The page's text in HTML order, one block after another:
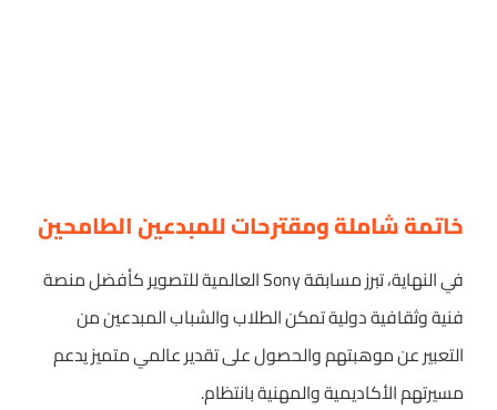
خاتمة شاملة ومقترحات للمبدعين الطامحين
في النهاية، تبرز مسابقة Sony العالمية للتصوير كأفضل منصة
فنية وثقافية دولية تمكن الطلاب والشباب المبدعين من
التعبير عن موهبتهم والحصول على تقدير عالمي متميز يدعم
مسيرتهم الأكاديمية والمهنية بانتظام.